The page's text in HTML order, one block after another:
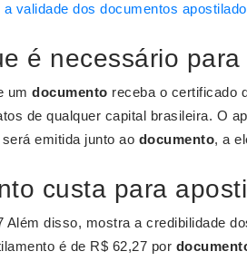
a validade dos documentos
é necessário
um documento receba o certificado
de qualquer capital brasileira. O
emitida junto ao documento, a
custa para
Além disso, mostra a credibilidade
é de R$ 62,27 por